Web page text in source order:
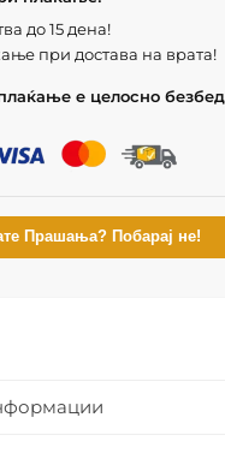
до 15 дена!
при достава на врата!
е целосно
Прашања? Побарај не!